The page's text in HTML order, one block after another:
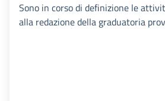
Sono in corso di definizione le
alla redazione della graduatoria